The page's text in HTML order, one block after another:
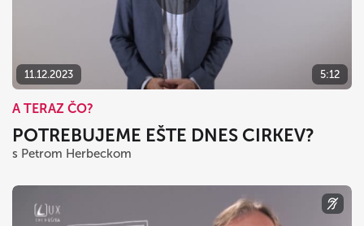
11.12.2023 5:12
A TERAZ ČO?
POTREBUJEME EŠTE DNES CIRKEV?
s Petrom Herbeckom